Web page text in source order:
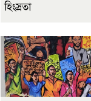
হিংস্রতা